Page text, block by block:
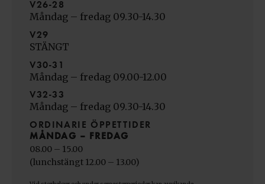
V26-28
Måndag – fredag 09.30-14.30
V29
STÄNGT
V30-31
Måndag – fredag 09.00-12.00
V32-33
Måndag – fredag 09.30-14.30
ORDINARIE ÖPPETTIDER
MÅNDAG – FREDAG
08.00 – 15.00
(lunchstängt 12.00 – 13.00)